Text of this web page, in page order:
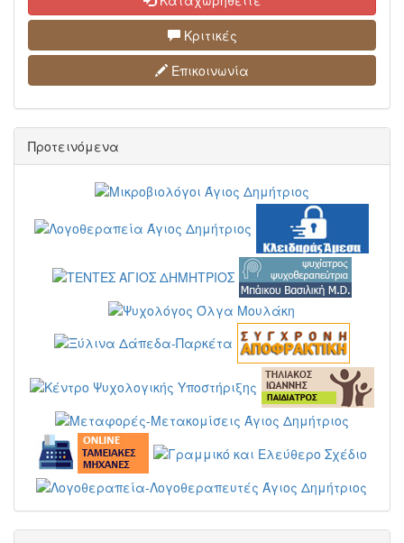
Κριτικές
Επικοινωνία
Προτεινόμενα